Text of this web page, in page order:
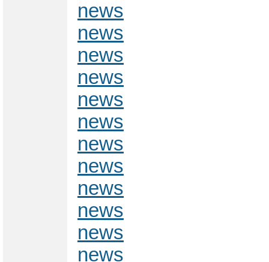
news
news
news
news
news
news
news
news
news
news
news
news